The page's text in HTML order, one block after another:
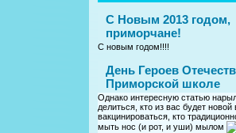
С Новым 2013 годом,
приморчане!
С новым годом!!!!
День Героев
Приморской школе
Однако интересную статью
делиться, кто из вас будет новой
вакцинироваться, кто
мыть нос (и рот, и уши) мылом